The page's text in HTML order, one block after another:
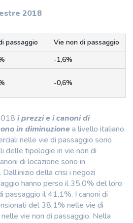
2018
passaggio
Vie non di passaggio
-1,6%
-0,6%
i prezzi e i canoni di
in diminuzionea livello italiano.
nelle vie di passaggio sono
delle tipologie in vie non di
di locazione sono in
della crisi i negozi
hanno perso il 35,0% del loro
passaggio il 41,1%. I canoni di
del 38,1% nelle vie di
vie non di passaggio. Nella